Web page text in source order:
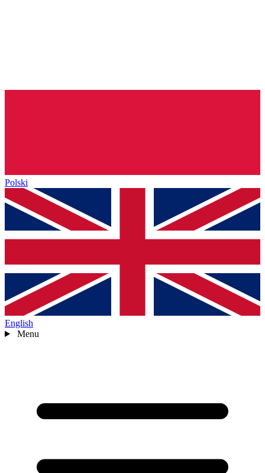
Polski
English
Menu